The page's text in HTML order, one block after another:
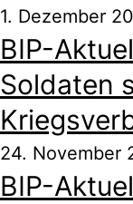
1. Dezember
BIP-
Soldaten
24. November
BIP-